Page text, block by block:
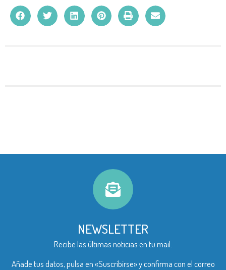
NEWSLETTER
Recibe las últimas noticias en tu mail.
Añade tus datos, pulsa en «Suscribirse» y confirma con el correo